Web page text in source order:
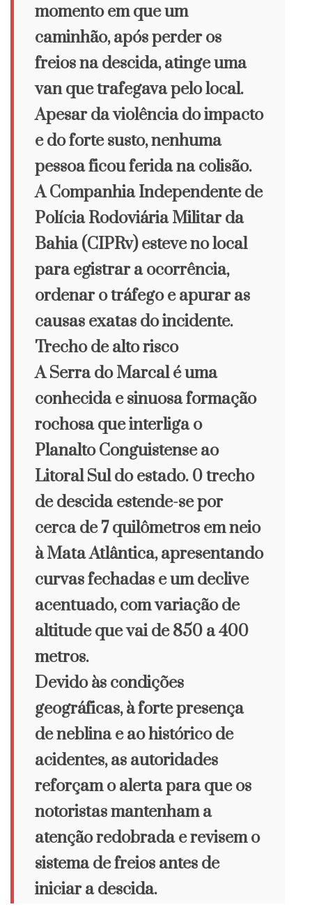
momento em que um
caminhão, após perder os
freios na descida, atinge uma
van que trafegava pelo local.
Apesar da violência do impacto
e do forte susto, nenhuma
pessoa ficou ferida na colisão.
A Companhia Independente de
Polícia Rodoviária Militar da
Bahia (CIPRv) esteve no local
para egistrar a ocorrência,
ordenar o tráfego e apurar as
causas exatas do incidente.
Trecho de alto risco
A Serra do Marcal é uma
conhecida e sinuosa formação
rochosa que interliga o
Planalto Conguistense ao
Litoral Sul do estado. 0 trecho
de descida estende-se por
cerca de 7 quilômetros em neio
à Mata Atlântica, apresentando
curvas fechadas e um declive
acentuado, com variação de
altitude que vai de 850 a 400
metros.
Devido às condições
geográficas, à forte presença
de neblina e ao histórico de
acidentes, as autoridades
reforçam o alerta para que os
notoristas mantenham a
atenção redobrada e revisem o
sistema de freios antes de
iniciar a descida.